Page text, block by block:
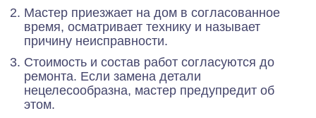
Мастер приезжает на дом в согласованное
время, осматривает технику и называет
причину неисправности.
Стоимость и состав работ согласуются до
ремонта. Если замена детали
нецелесообразна, мастер предупредит об
этом.